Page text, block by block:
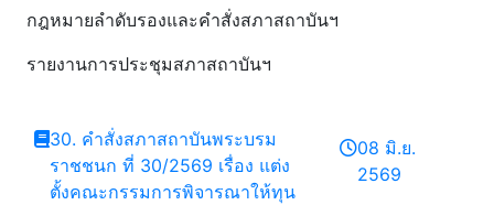
กฎหมายลำดับรองและคำสั่งสภาสถาบันฯ
รายงานการประชุมสภาสถาบันฯ
30. คำสั่งสภาสถาบันพระบรม
ราชชนก ที่ 30/2569 เรื่อง แต่ง
ตั้งคณะกรรมการพิจารณาให้ทุน
08 มิ.ย.
2569